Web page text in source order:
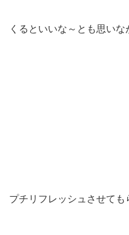
くるといいな～とも思いな
プチリフレッシュさせても